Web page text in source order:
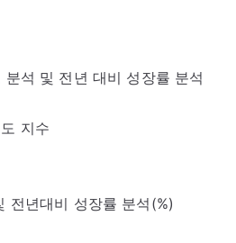
분석 및 전년 대비 성장률 분석
지수
전년대비 성장률 분석(%)